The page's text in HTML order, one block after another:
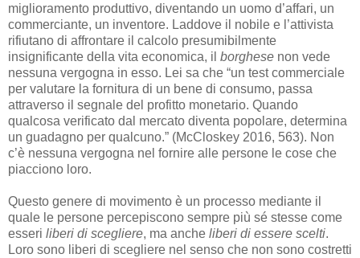
miglioramento produttivo, diventando un uomo d’affari, un
commerciante, un inventore. Laddove il nobile e l’attivista
rifiutano di affrontare il calcolo presumibilmente
insignificante della vita economica, il borghese non vede
nessuna vergogna in esso. Lei sa che “un test commerciale
per valutare la fornitura di un bene di consumo, passa
attraverso il segnale del profitto monetario. Quando
qualcosa verificato dal mercato diventa popolare, determina
un guadagno per qualcuno.” (McCloskey 2016, 563). Non
c’è nessuna vergogna nel fornire alle persone le cose che
piacciono loro.
Questo genere di movimento è un processo mediante il
quale le persone percepiscono sempre più sé stesse come
esseri liberi di scegliere, ma anche liberi di essere scelti.
Loro sono liberi di scegliere nel senso che non sono costretti